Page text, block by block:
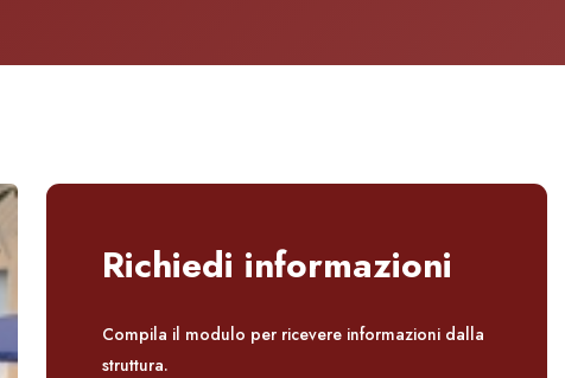
Richiedi informazioni
Compila il modulo per ricevere informazioni dalla
struttura.